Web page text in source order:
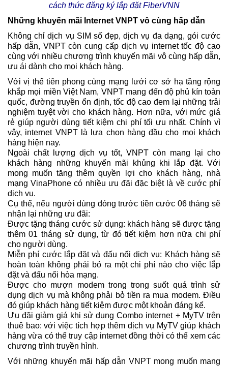
cách thức đăng ký lắp đặt FiberVNN
Những khuyến mãi Internet VNPT vô cùng hấp dẫn
Không chỉ dịch vụ SIM số đẹp, dịch vụ đa dạng, gói cước
hấp dẫn, VNPT còn cung cấp dịch vụ internet tốc độ cao
cùng với nhiều chương trình khuyến mãi vô cùng hấp dẫn,
ưu ái dành cho mọi khách hàng.
Với vị thế tiên phong cùng mạng lưới cơ sở hạ tầng rộng
khắp mọi miền Việt Nam, VNPT mang đến độ phủ kín toàn
quốc, đường truyền ổn định, tốc độ cao đem lại những trải
nghiệm tuyệt vời cho khách hàng. Hơn nữa, với mức giá
rẻ giúp người dùng tiết kiệm chi phí tối ưu nhất. Chính vì
vậy, internet VNPT là lựa chọn hàng đầu cho mọi khách
hàng hiện nay.
Ngoài chất lượng dịch vụ tốt, VNPT còn mang lại cho
khách hàng những khuyến mãi khủng khi lắp đặt. Với
mong muốn tăng thêm quyền lợi cho khách hàng, nhà
mạng VinaPhone có nhiều ưu đãi đặc biệt là về cước phí
dịch vụ.
Cụ thể, nếu người dùng đóng trước tiền cước 06 tháng sẽ
nhận lại những ưu đãi:
Được tặng tháng cước sử dụng: khách hàng sẽ được tặng
thêm 01 tháng sử dụng, từ đó tiết kiệm hơn nữa chi phí
cho người dùng.
Miễn phí cước lắp đặt và đấu nối dịch vụ: Khách hàng sẽ
hoàn toàn không phải bỏ ra một chi phí nào cho việc lắp
đặt và đấu nối hòa mạng.
Được cho mượn modem trong trong suốt quá trình sử
dụng dịch vụ mà không phải bỏ tiền ra mua modem. Điều
đó giúp khách hàng tiết kiệm được một khoản đáng kể.
Ưu đãi giảm giá khi sử dụng Combo internet + MyTV trên
thuê bao: với việc tích hợp thêm dịch vụ MyTV giúp khách
hàng vừa có thể truy cập internet đồng thời có thể xem các
chương trình truyền hình.
Với những khuyến mãi hấp dẫn VNPT mong muốn mang